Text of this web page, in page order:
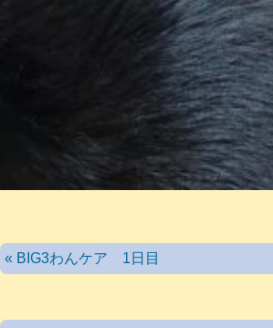
« BIG3わんケア 1日目